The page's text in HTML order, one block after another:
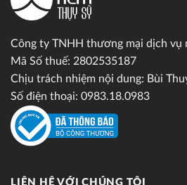
Công ty TNHH thương mại dịch vụ
Mã Số thuế: 2802535187
Chịu trách nhiệm nội dung: Bùi
Số điện thoại: 0983.18.0983
LIÊN HỆ VỚI CHÚNG TÔI